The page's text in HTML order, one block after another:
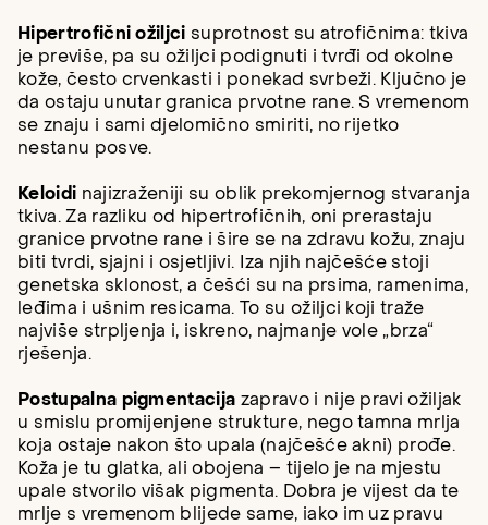
Hipertrofični ožiljci suprotnost su atrofičnima: tkiva
je previše, pa su ožiljci podignuti i tvrđi od okolne
kože, često crvenkasti i ponekad svrbeži. Ključno je
da ostaju unutar granica prvotne rane. S vremenom
se znaju i sami djelomično smiriti, no rijetko
nestanu posve.
Keloidi najizraženiji su oblik prekomjernog stvaranja
tkiva. Za razliku od hipertrofičnih, oni prerastaju
granice prvotne rane i šire se na zdravu kožu, znaju
biti tvrdi, sjajni i osjetljivi. Iza njih najčešće stoji
genetska sklonost, a češći su na prsima, ramenima,
leđima i ušnim resicama. To su ožiljci koji traže
najviše strpljenja i, iskreno, najmanje vole „brza“
rješenja.
Postupalna pigmentacija zapravo i nije pravi ožiljak
u smislu promijenjene strukture, nego tamna mrlja
koja ostaje nakon što upala (najčešće akni) prođe.
Koža je tu glatka, ali obojena – tijelo je na mjestu
upale stvorilo višak pigmenta. Dobra je vijest da te
mrlje s vremenom blijede same, iako im uz pravu